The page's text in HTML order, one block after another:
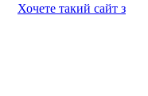
Хочете такий сайт з